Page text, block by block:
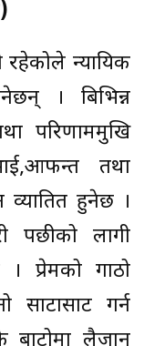
रहेकोले न्यायिक
। बिभिन्न
परिणाममुखि
तथा
व्यातित हुनेछ ।
पछीको लागी
प्रेमको गाठो
साटासाट गर्न